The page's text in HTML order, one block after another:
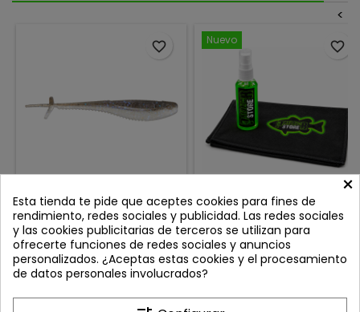
<
RAPALA MOOCH MINNOW
3.5'' ELECTRIC SHAD
Review(s):0
El Rapala Crush City Mooch
Minnow llega para
revolucionar la pesca de
entre un minnow-style fluke
Precio
8,95 €
Añadir al carrito
favorite_border Nuevo
PREDATOR STORE PACK
LIMPIADOR DE PANTALLA
50ML + TOALLA ESPECIAL
PANTALLA SONDA
Review(s):
Limpieza profesional para
pantallas de sonda y
favorite_border
×
Esta tienda te pide que aceptes cookies para fines de
rendimiento, redes sociales y publicidad. Las redes sociales
y las cookies publicitarias de terceros se utilizan para
ofrecerte funciones de redes sociales y anuncios
personalizados. ¿Aceptas estas cookies y el procesamiento
de datos personales involucrados?